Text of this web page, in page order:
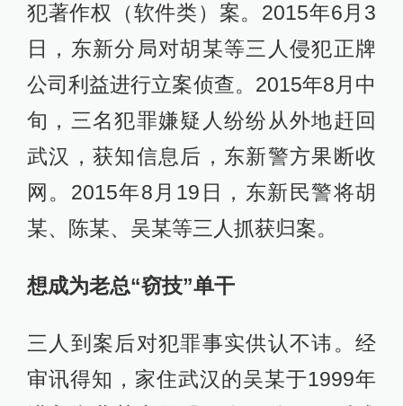
犯著作权（软件类）案。2015年6月3
日，东新分局对胡某等三人侵犯正牌
公司利益进行立案侦查。2015年8月中
旬，三名犯罪嫌疑人纷纷从外地赶回
武汉，获知信息后，东新警方果断收
网。2015年8月19日，东新民警将胡
某、陈某、吴某等三人抓获归案。
想成为老总“窃技”单干
三人到案后对犯罪事实供认不讳。经
审讯得知，家住武汉的吴某于1999年